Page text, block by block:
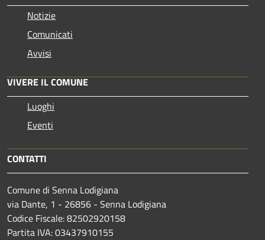
Notizie
Comunicati
Avvisi
VIVERE IL COMUNE
Luoghi
Eventi
CONTATTI
Comune di Senna Lodigiana
via Dante, 1 - 26856 - Senna Lodigiana
Codice Fiscale: 82502920158
Partita IVA: 03437910155